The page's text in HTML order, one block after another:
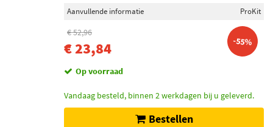
Aanvullende informatie
ProKit
€ 52,96
€ 23,84 -55%
Op voorraad
Vandaag besteld, binnen 2 werkdagen bij u geleverd.
Bestellen